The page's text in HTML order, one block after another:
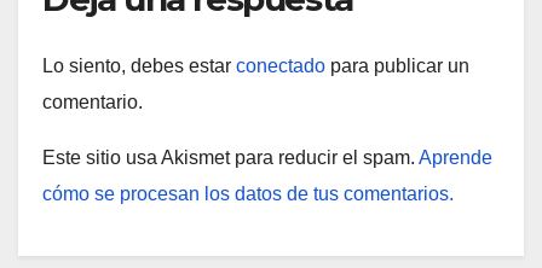
Lo siento, debes estar conectado para publicar un
comentario.
Este sitio usa Akismet para reducir el spam. Aprende
cómo se procesan los datos de tus comentarios.